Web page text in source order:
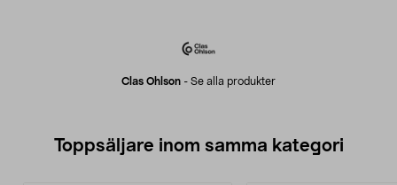
Clas Ohlson - Se alla produkter
Toppsäljare inom samma kategori